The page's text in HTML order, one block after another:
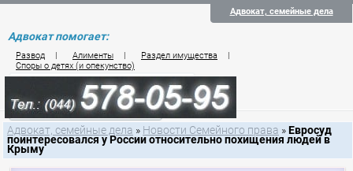
Адвокат, семейные дела
Адвокат помогает:
Развод | Алименты | Раздел имущества
|
Споры о детях (и опекунство)
Цены на услуги по семейному праву
Контакты семейного юриста
Адвокат, семейные дела » Новости Семейного права »Евросуд
поинтересовался у России относительно похищения людей в
Крыму